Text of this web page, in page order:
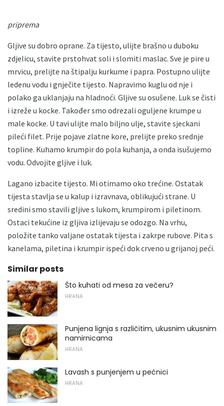
priprema
Gljive su dobro oprane. Za tijesto, ulijte brašno u duboku
zdjelicu, stavite prstohvat soli i slomiti maslac. Sve je pire u
mrvicu, prelijte na štipalju kurkume i papra. Postupno ulijte
ledenu vodu i gnječite tijesto. Napravimo kuglu od nje i
polako ga uklanjaju na hladnoći. Gljive su osušene. Luk se čisti
i izreže u kocke. Također smo odrezali oguljene krumpe u
male kocke. U tavi ulijte malo biljno ulje, stavite sjeckani
pileći filet. Prije pojave zlatne kore, prelijte preko srednje
topline. Kuhamo krumpir do pola kuhanja, a onda isušujemo
vodu. Odvojite gljive i luk.
Lagano izbacite tijesto. Mi otimamo oko trećine. Ostatak
tijesta stavlja se u kalup i izravnava, oblikujući strane. U
sredini smo stavili gljive s lukom, krumpirom i piletinom.
Ostaci tekućine iz gljiva izlijevaju se odozgo. Na vrhu,
položite tanko valjane ostatak tijesta i zakrpe rubove. Pita s
kanelama, piletina i krumpir ispeći dok crveno u grijanoj peći.
Similar posts
Što kuhati od mesa za večeru?
HRANA
Punjena lignja s različitim, ukusnim ukusnim
namirnicama
HRANA
Lavash s punjenjem u pećnici
HRANA